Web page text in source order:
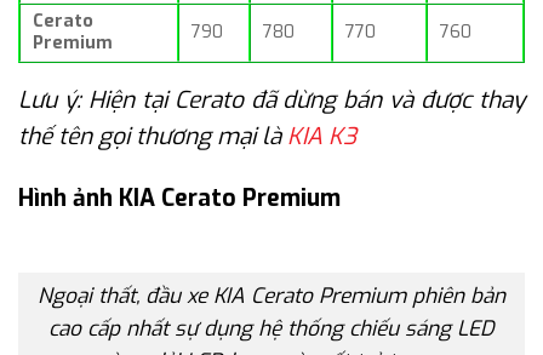
Cerato
Premium
790 780 770 760
Lưu ý: Hiện tại Cerato đã dừng bán và được thay
thế tên gọi thương mại là KIA K3
Hình ảnh KIA Cerato Premium
Ngoại thất, đầu xe KIA Cerato Premium phiên bản
cao cấp nhất sự dụng hệ thống chiếu sáng LED